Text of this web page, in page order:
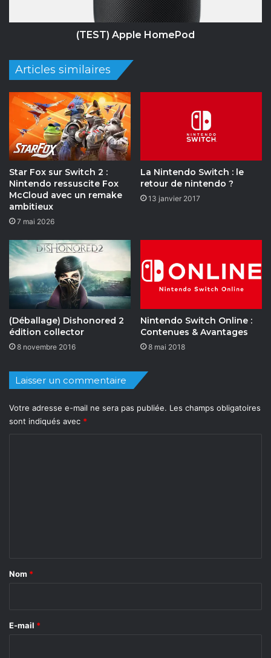
(TEST) Apple HomePod
Articles similaires
Star Fox sur Switch 2 :
Nintendo ressuscite Fox
McCloud avec un remake
ambitieux
7 mai 2026
La Nintendo Switch : le
retour de nintendo ?
13 janvier 2017
(Déballage) Dishonored 2
édition collector
8 novembre 2016
Nintendo Switch Online :
Contenues & Avantages
8 mai 2018
Laisser un commentaire
Votre adresse e-mail ne sera pas publiée. Les champs obligatoires
sont indiqués avec *
a
e
Nom *
E-mail *